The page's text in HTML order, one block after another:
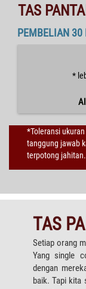
TAS PANTAI
PEMBELIAN 30
*
*Toleransi
tanggung jawab
terpotong jahitan.
TAS
Setiap orang
Yang single
dengan
baik. Tapi kita